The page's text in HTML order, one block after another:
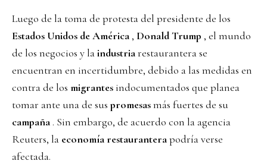
Luego de la toma de protesta del presidente de los
Estados Unidos de América , Donald Trump , el mundo
de los negocios y laindustriarestaurantera se
encuentran en incertidumbre, debido a las medidas en
contra de los migrantes indocumentados que planea
tomar ante una de suspromesasmás fuertes de su
campaña. Sin embargo, de acuerdo con la agencia
Reuters, la economía restauranterapodría verse
afectada.